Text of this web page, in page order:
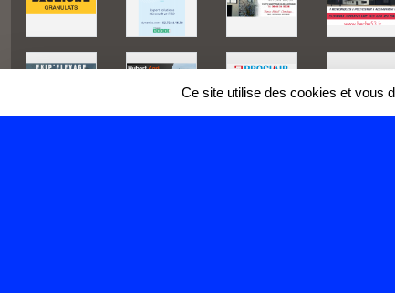
Ce site utilise des cookies et vous